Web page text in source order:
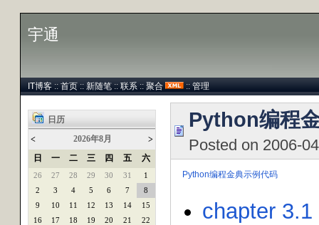
宇通
IT博客 :: 首页 :: 新随笔 :: 联系 :: 聚合 :: 管理
日历
<
2026年8月
>
日
一 二 三 四 五 六
26 27 28 29 30 31
1
2
3 4 5 6 7
8
9
10 11 12 13 14
15
16
17 18 19 20 21
22
Python编程
Posted on 2006-
Python编程金典示例代码
chapter